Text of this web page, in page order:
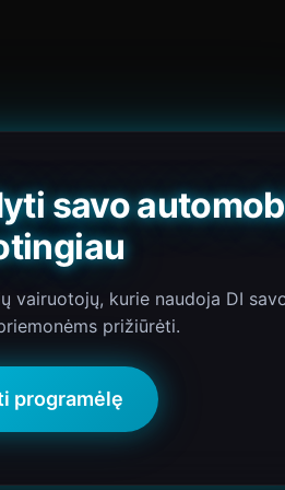
savo
vairuotojų, kurie naudoja DI
prižiūrėti.
programėlę